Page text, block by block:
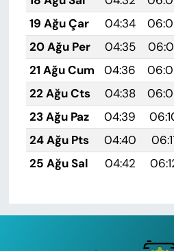
19 Ağu Çar
04:34
20 Ağu Per
04:35
21 Ağu Cum
04:36
22 Ağu Cts
04:38
23 Ağu Paz
04:39
24 Ağu Pts
04:40
25 Ağu Sal
04:42